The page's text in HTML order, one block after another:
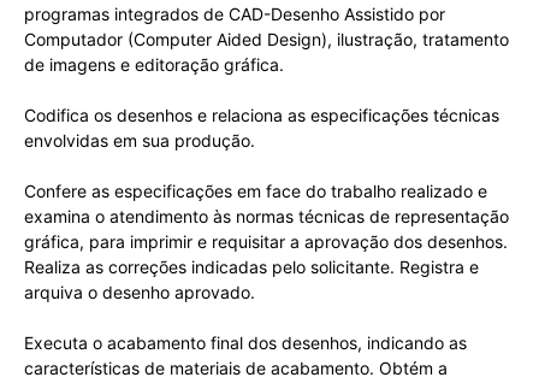
programas integrados de CAD-Desenho Assistido por
Computador (Computer Aided Design), ilustração, tratamento
de imagens e editoração gráfica.
Codifica os desenhos e relaciona as especificações técnicas
envolvidas em sua produção.
Confere as especificações em face do trabalho realizado e
examina o atendimento às normas técnicas de representação
gráfica, para imprimir e requisitar a aprovação dos desenhos.
Realiza as correções indicadas pelo solicitante. Registra e
arquiva o desenho aprovado.
Executa o acabamento final dos desenhos, indicando as
características de materiais de acabamento. Obtém a